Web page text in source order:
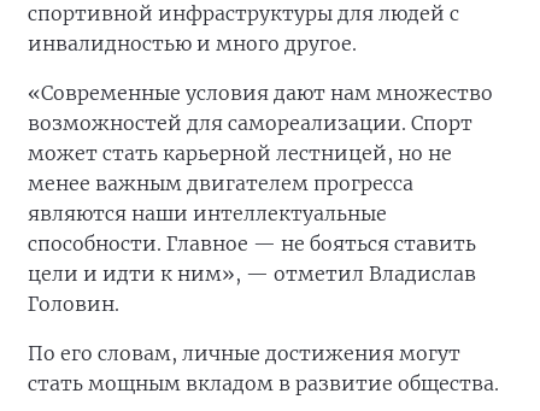
спортивной инфраструктуры для людей с
инвалидностью и много другое.
«Современные условия дают нам множество
возможностей для самореализации. Спорт
может стать карьерной лестницей, но не
менее важным двигателем прогресса
являются наши интеллектуальные
способности. Главное — не бояться ставить
цели и идти к ним», — отметил Владислав
Головин.
По его словам, личные достижения могут
стать мощным вкладом в развитие общества.